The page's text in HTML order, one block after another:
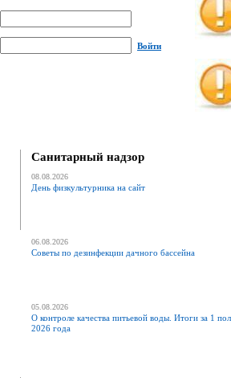
Войти
Санитарный надзор
08.08.2026
День физкультурника на сайт
06.08.2026
Советы по дезинфекции дачного бассейна
05.08.2026
О контроле качества питьевой воды. Итоги за 1
2026 года